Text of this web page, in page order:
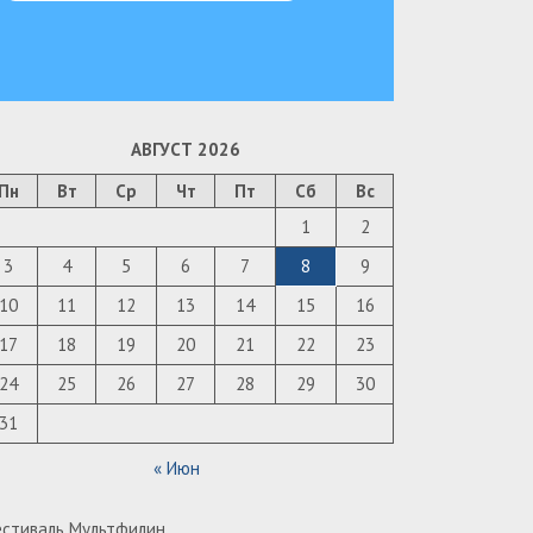
АВГУСТ 2026
Вт Ср Чт Пт Сб
Вс
1
2
3
4 5 6 7 8
9
11 12 13 14 15
16
18 19 20 21 22
23
25 26 27 28 29
30
« Июн
Мультфилин